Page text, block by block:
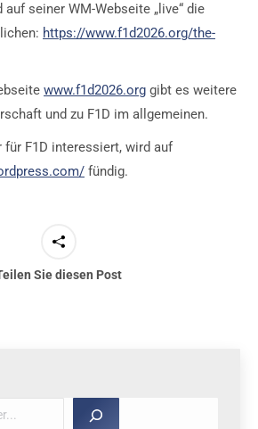
seiner WM-Webseite „live“ die
https://www.f1d2026.org/the-
www.f1d2026.org gibt es weitere
und zu F1D im allgemeinen.
F1D interessiert, wird auf
fündig.
Sie diesen Post